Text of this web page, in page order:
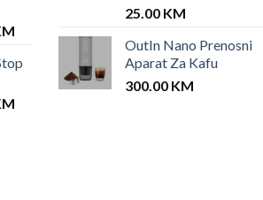
Current
is:
12.00 KM.
Current
25.00 KM
OutIn Nano Prenosni
Aparat Za Kafu
300.00 KM